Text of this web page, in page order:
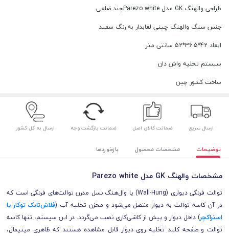
طراحی والهنگ GK مدل Parezo whiteچند ضلعی
جنس سنگ والهنگ چینی لعابدار به رنگ سفید
ابعاد 42*36.5*52 سانتی متر
سیستم تخلیه واش دان
ساخت کشور چین
ارسال سریع ضمانت کالای اصل ضمانت بازگشت وجه ارسال به کل کشور
توضیحات مشخصات محصول بازخوردها
مشخصات والهنگ GK مدل Parezo white
توالت فرنگی دیواری (Wall-Hung) یا وال‌هنگ نسل مدرن توالت‌های فرنگی است که
در آن کاسه توالت به دیوار متصل می‌شود و مخزن تخلیه آب (فلاش‌تانک توکار یا
استراکچر) داخل دیوار و پیش از کاشی‌کاری نصب می‌گردد. در این سیستم، تنها کاسه
توالت و صفحه کلید تخلیه روی دیوار قابل مشاهده هستند که ظاهری مینیمال،